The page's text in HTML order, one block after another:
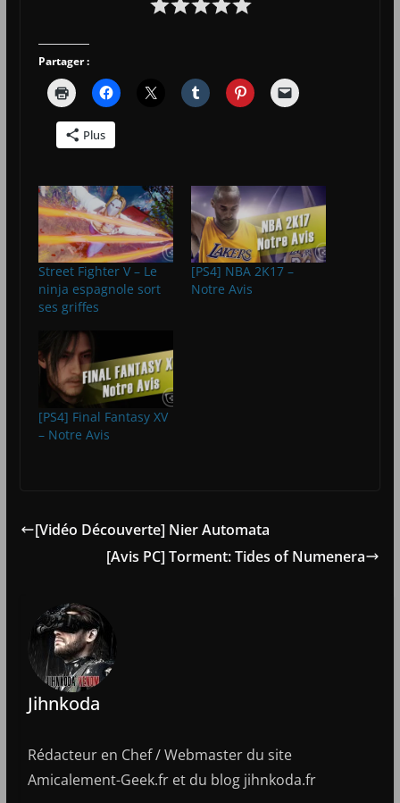
Partager :
Plus
Street Fighter V – Le
ninja espagnole sort
ses griffes
[PS4] NBA 2K17 –
Notre Avis
[PS4] Final Fantasy XV
– Notre Avis
[Vidéo Découverte] Nier Automata
[Avis PC] Torment: Tides of Numenera
Jihnkoda
Rédacteur en Chef / Webmaster du site
Amicalement-Geek.fr et du blog jihnkoda.fr